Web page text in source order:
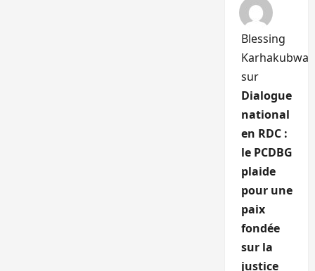
Blessing
Karhakubwa
sur
Dialogue
national
en RDC :
le PCDBG
plaide
pour une
paix
fondée
sur la
justice